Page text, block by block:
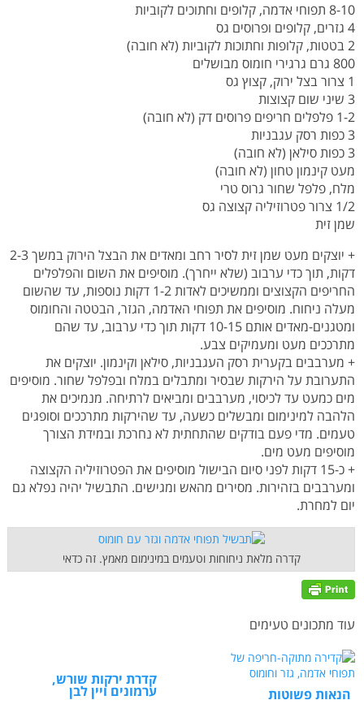
8-10 תפוחי אדמה, קלופים וחתוכים לקוביות
4 גזרים, קלופים ופרוסים גס
2 בטטות, קלופות וחתוכות לקוביות (לא חובה)
800 גרם גרגירי חומוס מבושלים
1 צרור בצל ירוק, קצוץ גס
3 שיני שום קצוצות
1-2 פלפלים חריפים פרוסים דק (לא חובה)
3 כפות רסק עגבניות
3 כפות סילאן (לא חובה)
מעט קינמון טחון (לא חובה)
מלח, פלפל שחור גרוס טרי
1/2 צרור פטרוזיליה קצוצה גס
שמן זית
+ יוצקים מעט שמן זית לסיר רחב ומאדים את הבצל הירוק במשך 2-3
דקות, תוך כדי ערבוב (שלא ייחרך). מוסיפים את השום והפלפלים
החריפים הקצוצים וממשיכים לאדות 1-2 דקות נוספות, עד שהשום
מעלה ניחוח. מוסיפים את תפוחי האדמה, הגזר, הבטטה והחומוס
ומטגנים-מאדים אותם 10-15 דקות תוך כדי ערבוב, עד שהם
מתרככים מעט ומעמיקים צבע.
+ מערבבים בקערית רסק העגבניות, סילאן וקינמון. יוצקים את
התערובת על הירקות שבסיר ומתבלים במלח ובפלפל שחור. מוסיפים
מים כמעט עד לכיסוי, מערבבים ומביאים לרתיחה. מנמיכים את
הלהבה למינימום ומבשלים כשעה, עד שהירקות מתרככים וסופגים
טעמים. מדי פעם בודקים שהתחתית לא נחרכת ובמידת הצורך
מוסיפים מעט מים.
+ כ-15 דקות לפני סיום הבישול מוסיפים את הפטרוזיליה הקצוצה
ומערבבים בזהירות. מסירים מהאש ומגישים. התבשיל יהיה נפלא גם
יום למחרת.
קדרה מלאת ניחוחות וטעמים במינימום מאמץ. זה כדאי
עוד מתכונים טעימים
הנאות פשוטות
קדרת ירקות שורש,
ערמונים ויין לבן